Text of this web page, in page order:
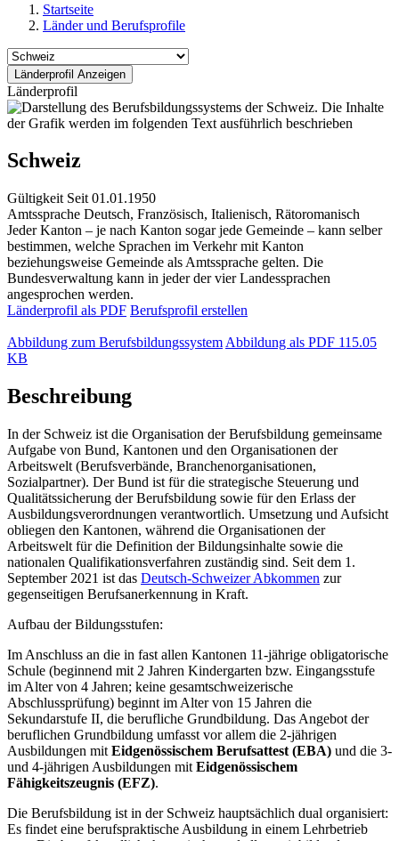
Startseite
Länder und Berufsprofile
Länderprofil
Schweiz
Gültigkeit Seit 01.01.1950
Amtssprache Deutsch, Französisch, Italienisch, Rätoromanisch
Jeder Kanton – je nach Kanton sogar jede Gemeinde – kann selber
bestimmen, welche Sprachen im Verkehr mit Kanton
beziehungsweise Gemeinde als Amtssprache gelten. Die
Bundesverwaltung kann in jeder der vier Landessprachen
angesprochen werden.
Länderprofil als PDF Berufsprofil erstellen
Abbildung zum Berufsbildungssystem Abbildung als PDF 115.05
KB
Beschreibung
In der Schweiz ist die Organisation der Berufsbildung gemeinsame
Aufgabe von Bund, Kantonen und den Organisationen der
Arbeitswelt (Berufsverbände, Branchenorganisationen,
Sozialpartner). Der Bund ist für die strategische Steuerung und
Qualitätssicherung der Berufsbildung sowie für den Erlass der
Ausbildungsverordnungen verantwortlich. Umsetzung und Aufsicht
obliegen den Kantonen, während die Organisationen der
Arbeitswelt für die Definition der Bildungsinhalte sowie die
nationalen Qualifikationsverfahren zuständig sind. Seit dem 1.
September 2021 ist das Deutsch-Schweizer Abkommen zur
gegenseitigen Berufsanerkennung in Kraft.
Aufbau der Bildungsstufen:
Im Anschluss an die in fast allen Kantonen 11-jährige obligatorische
Schule (beginnend mit 2 Jahren Kindergarten bzw. Eingangsstufe
im Alter von 4 Jahren; keine gesamtschweizerische
Abschlussprüfung) beginnt im Alter von 15 Jahren die
Sekundarstufe II, die berufliche Grundbildung. Das Angebot der
beruflichen Grundbildung umfasst vor allem die 2-jährigen
Ausbildungen mit Eidgenössischem Berufsattest (EBA) und die 3-
und 4-jährigen Ausbildungen mit Eidgenössischem
Fähigkeitszeugnis (EFZ).
Die Berufsbildung ist in der Schweiz hauptsächlich dual organisiert:
Es findet eine berufspraktische Ausbildung in einem Lehrbetrieb